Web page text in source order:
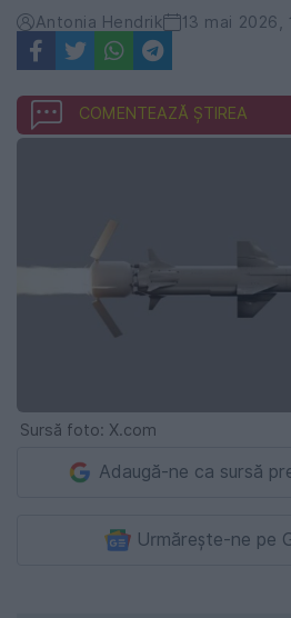
Antonia Hendrik 13 mai 2026,
COMENTEAZĂ ȘTIREA
Sursă foto: X.com
Adaugă-ne ca sursă
Urmărește-ne pe